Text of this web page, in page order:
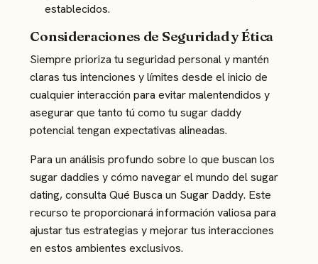
establecidos.
Consideraciones de Seguridad y Ética
Siempre prioriza tu seguridad personal y mantén
claras tus intenciones y límites desde el inicio de
cualquier interacción para evitar malentendidos y
asegurar que tanto tú como tu sugar daddy
potencial tengan expectativas alineadas.
Para un análisis profundo sobre lo que buscan los
sugar daddies y cómo navegar el mundo del sugar
dating, consultaQué Busca un Sugar Daddy. Este
recurso te proporcionará información valiosa para
ajustar tus estrategias y mejorar tus interacciones
en estos ambientes exclusivos.